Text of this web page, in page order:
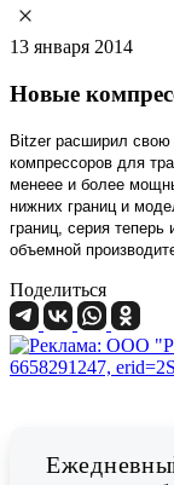
13 января 2014
Новые
Bitzer расширил
компрессоров для
менеее и более
нижних границ и
границ, серия
объемной
Поделиться